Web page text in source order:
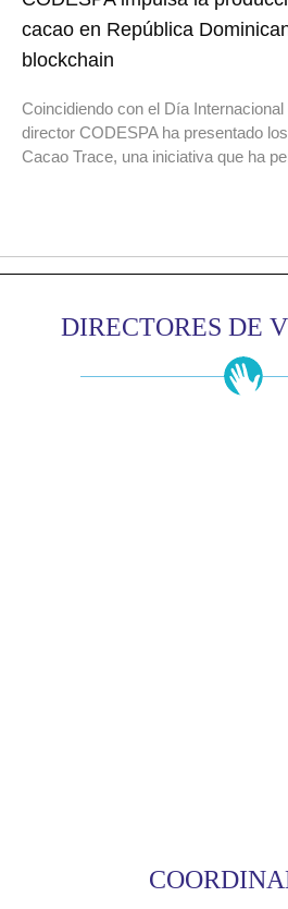
cacao en República
blockchain
Coincidiendo con el Día
director CODESPA ha presentado
Cacao Trace, una iniciativa que ha
DIRECTORES DE